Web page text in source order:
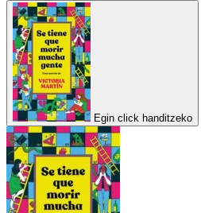
Egin click handitzeko